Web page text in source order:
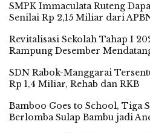
SMPK Immaculata Ruteng
Senilai Rp 2,15 Miliar dari
Revitalisasi Sekolah Tahap I
Rampung Desember
SDN Rabok-Manggarai
Rp 1,4 Miliar, Rehab dan RKB
Bamboo Goes to School, Tiga
Berlomba Sulap Bambu jadi